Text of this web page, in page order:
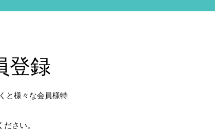
登録
と様々な会員様特
ださい。